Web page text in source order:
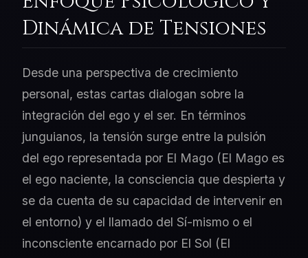
Dinámica de Tensiones
Desde una perspectiva de crecimiento
personal, estas cartas dialogan sobre la
integración del ego y el ser. En términos
junguianos, la tensión surge entre la pulsión
del ego representada por El Mago (El Mago es
el ego naciente, la consciencia que despierta y
se da cuenta de su capacidad de intervenir en
el entorno) y el llamado del Sí-mismo o el
inconsciente encarnado por El Sol (El